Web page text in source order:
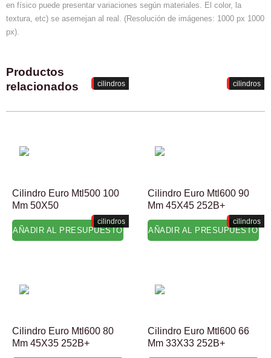
en físico puede presentar variaciones según materiales. El color, la
textura, etc) se asemejan al real. (Resolución de imágenes: 1000 px 1000
px).
Productos
relacionados
Cilindro Euro Mtl500 100
Mm 50X50
cilindros
AÑADIR AL PRESUPUESTO
Cilindro Euro Mtl600 90
Mm 45X45 252B+
cilindros
AÑADIR AL PRESUPUESTO
Cilindro Euro Mtl600 80
Mm 45X35 252B+
cilindros
Cilindro Euro Mtl600 66
Mm 33X33 252B+
cilindros